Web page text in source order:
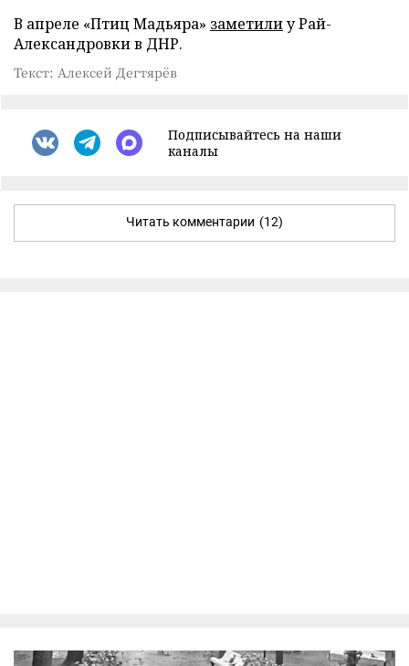
В апреле «Птиц Мадьяра» заметилиу Рай-
Александровки в ДНР.
Текст: Алексей Дегтярёв
Подписывайтесь на наши
каналы
Читать комментарии (12)